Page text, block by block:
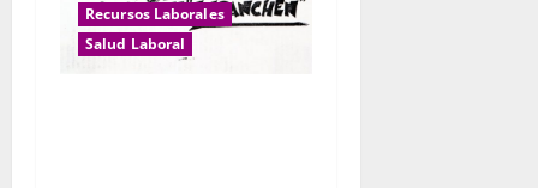
Recursos Laborales
Salud Laboral